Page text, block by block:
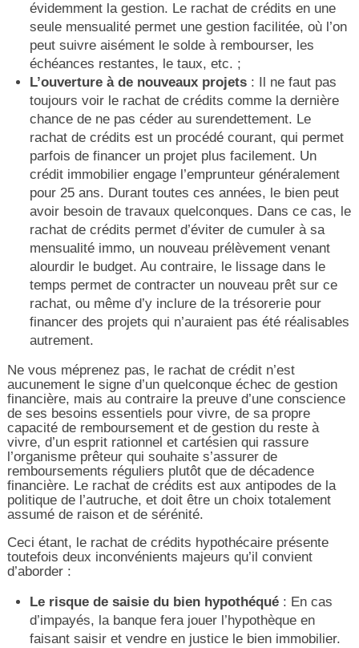
évidemment la gestion. Le rachat de crédits en une
seule mensualité permet une gestion facilitée, où l’on
peut suivre aisément le solde à rembourser, les
échéances restantes, le taux, etc. ;
L’ouverture à de nouveaux projets: Il ne faut pas
toujours voir le rachat de crédits comme la dernière
chance de ne pas céder au surendettement. Le
rachat de crédits est un procédé courant, qui permet
parfois de financer un projet plus facilement. Un
crédit immobilier engage l’emprunteur généralement
pour 25 ans. Durant toutes ces années, le bien peut
avoir besoin de travaux quelconques. Dans ce cas, le
rachat de crédits permet d’éviter de cumuler à sa
mensualité immo, un nouveau prélèvement venant
alourdir le budget. Au contraire, le lissage dans le
temps permet de contracter un nouveau prêt sur ce
rachat, ou même d’y inclure de la trésorerie pour
financer des projets qui n’auraient pas été réalisables
autrement.
Ne vous méprenez pas, le rachat de crédit n’est
aucunement le signe d’un quelconque échec de gestion
financière, mais au contraire la preuve d’une conscience
de ses besoins essentiels pour vivre, de sa propre
capacité de remboursement et de gestion du reste à
vivre, d’un esprit rationnel et cartésien qui rassure
l’organisme prêteur qui souhaite s’assurer de
remboursements réguliers plutôt que de décadence
financière. Le rachat de crédits est aux antipodes de la
politique de l’autruche, et doit être un choix totalement
assumé de raison et de sérénité.
Ceci étant, le rachat de crédits hypothécaire présente
toutefois deux inconvénients majeurs qu’il convient
d’aborder :
Le risque de saisie du bien hypothéqué: En cas
d’impayés, la banque fera jouer l’hypothèque en
faisant saisir et vendre en justice le bien immobilier.